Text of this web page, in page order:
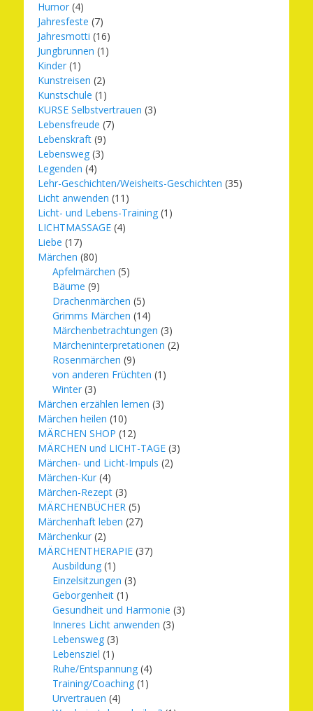
Humor (4)
Jahresfeste (7)
Jahresmotti (16)
Jungbrunnen (1)
Kinder (1)
Kunstreisen (2)
Kunstschule (1)
KURSE Selbstvertrauen (3)
Lebensfreude (7)
Lebenskraft (9)
Lebensweg (3)
Legenden (4)
Lehr-Geschichten/Weisheits-Geschichten (35)
Licht anwenden (11)
Licht- und Lebens-Training (1)
LICHTMASSAGE (4)
Liebe (17)
Märchen (80)
Apfelmärchen (5)
Bäume (9)
Drachenmärchen (5)
Grimms Märchen (14)
Märchenbetrachtungen (3)
Märcheninterpretationen (2)
Rosenmärchen (9)
von anderen Früchten (1)
Winter (3)
Märchen erzählen lernen (3)
Märchen heilen (10)
MÄRCHEN SHOP (12)
MÄRCHEN und LICHT-TAGE (3)
Märchen- und Licht-Impuls (2)
Märchen-Kur (4)
Märchen-Rezept (3)
MÄRCHENBÜCHER (5)
Märchenhaft leben (27)
Märchenkur (2)
MÄRCHENTHERAPIE (37)
Ausbildung (1)
Einzelsitzungen (3)
Geborgenheit (1)
Gesundheit und Harmonie (3)
Inneres Licht anwenden (3)
Lebensweg (3)
Lebensziel (1)
Ruhe/Entspannung (4)
Training/Coaching (1)
Urvertrauen (4)